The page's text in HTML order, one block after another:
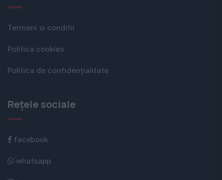
Termeni si conditii
Politica cookies
Politica de confidențialitate
Rețele sociale
facebook
whatsapp